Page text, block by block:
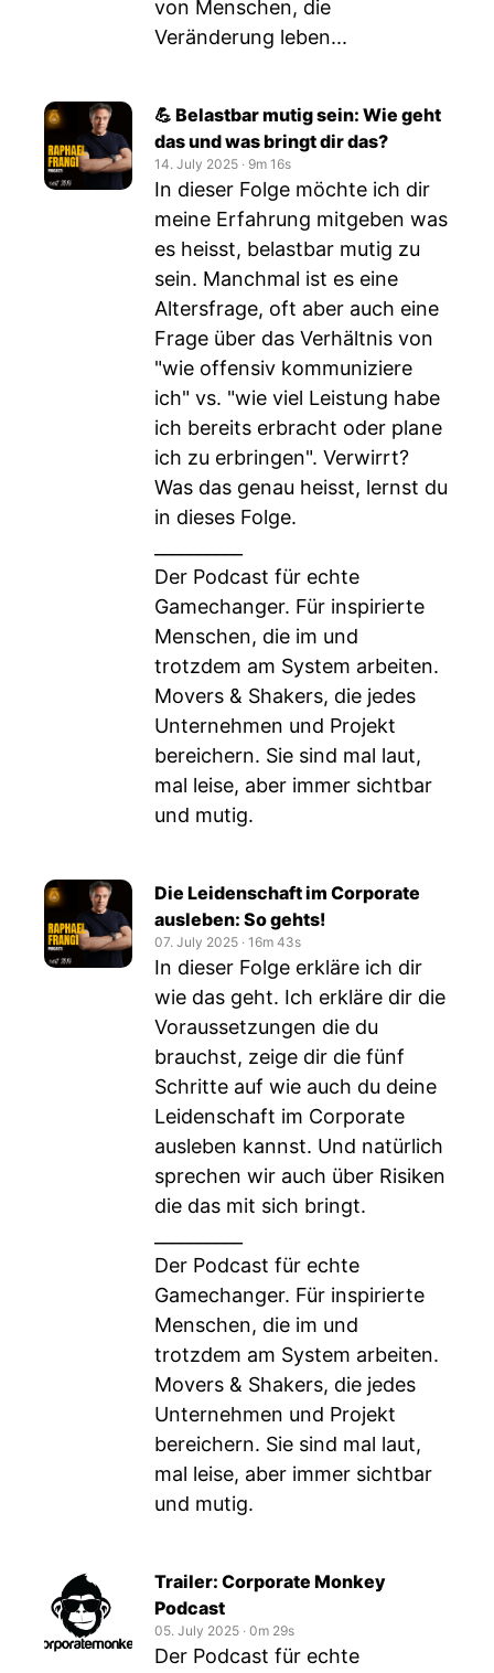
von Menschen, die
Veränderung leben...
💪 Belastbar mutig sein: Wie geht
das und was bringt dir das?
14. July 2025 ‧ 9m 16s
In dieser Folge möchte ich dir
meine Erfahrung mitgeben was
es heisst, belastbar mutig zu
sein. Manchmal ist es eine
Altersfrage, oft aber auch eine
Frage über das Verhältnis von
"wie offensiv kommuniziere
ich" vs. "wie viel Leistung habe
ich bereits erbracht oder plane
ich zu erbringen". Verwirrt?
Was das genau heisst, lernst du
in dieses Folge.
Der Podcast für echte
Gamechanger. Für inspirierte
Menschen, die im und
trotzdem am System arbeiten.
Movers & Shakers, die jedes
Unternehmen und Projekt
bereichern. Sie sind mal laut,
mal leise, aber immer sichtbar
und mutig.
Die Leidenschaft im Corporate
ausleben: So gehts!
07. July 2025 ‧ 16m 43s
In dieser Folge erkläre ich dir
wie das geht. Ich erkläre dir die
Voraussetzungen die du
brauchst, zeige dir die fünf
Schritte auf wie auch du deine
Leidenschaft im Corporate
ausleben kannst. Und natürlich
sprechen wir auch über Risiken
die das mit sich bringt.
Der Podcast für echte
Gamechanger. Für inspirierte
Menschen, die im und
trotzdem am System arbeiten.
Movers & Shakers, die jedes
Unternehmen und Projekt
bereichern. Sie sind mal laut,
mal leise, aber immer sichtbar
und mutig.
Trailer: Corporate Monkey
Podcast
05. July 2025 ‧ 0m 29s
Der Podcast für echte